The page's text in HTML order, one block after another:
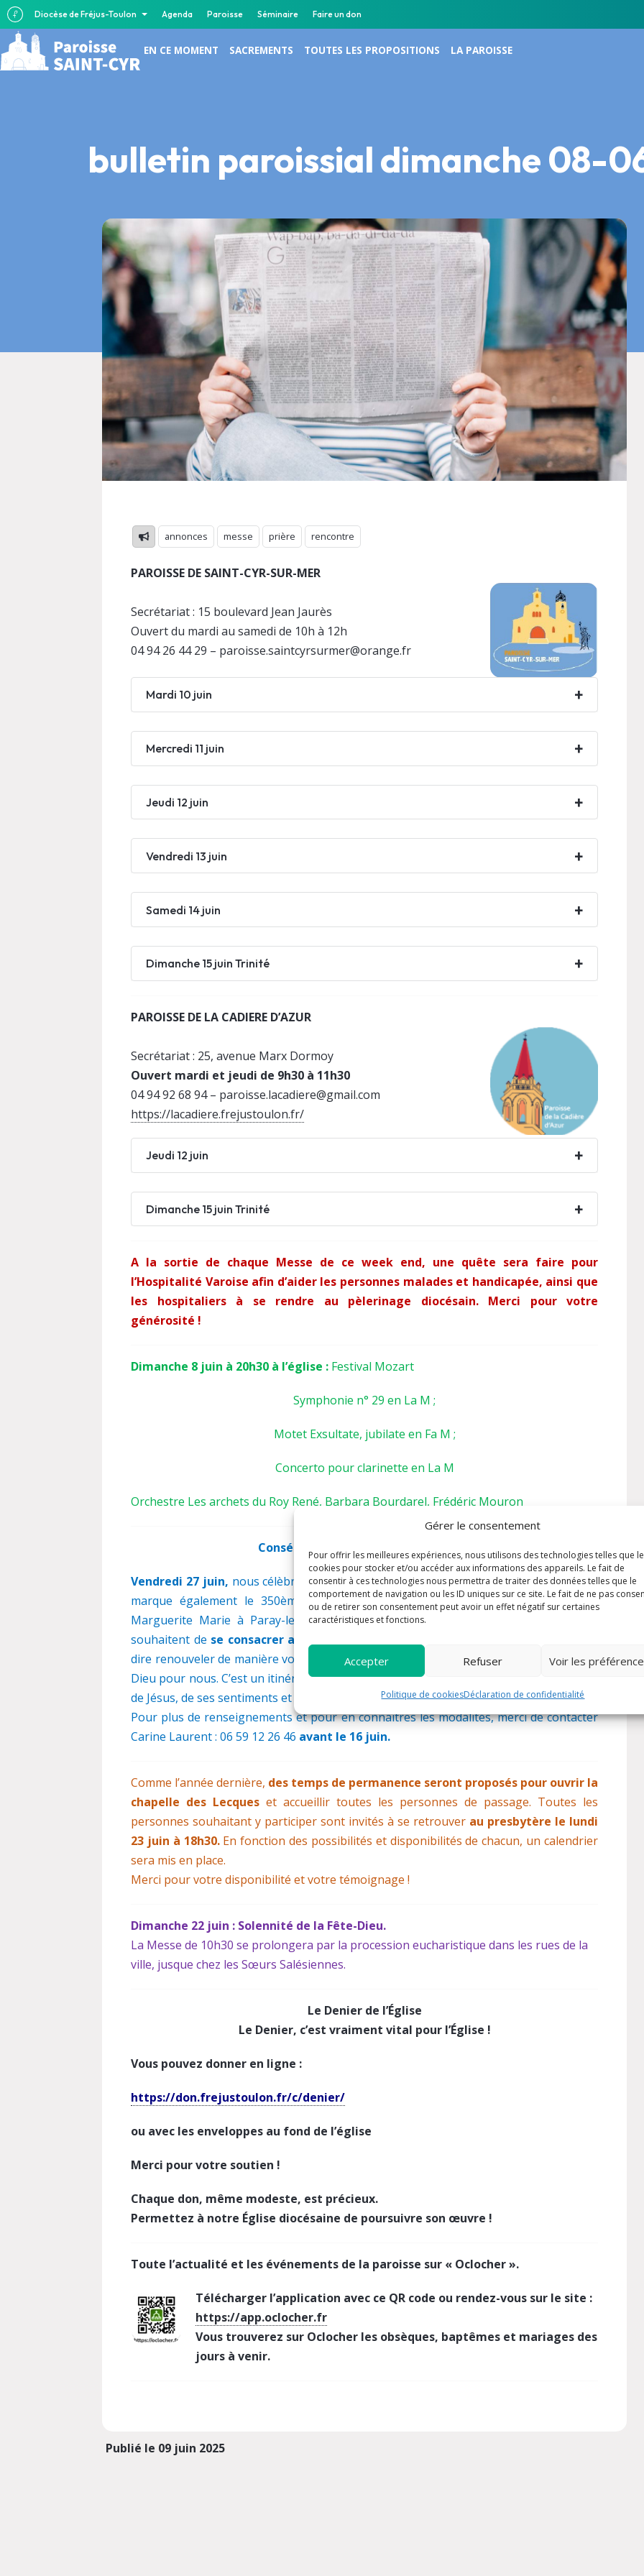
Diocèse de Fréjus-Toulon Agenda Paroisse Séminaire Faire un don
Gérer le consentement
Pour offrir les meilleures expériences, nous utilisons des technologies telles que
cookies pour stocker et/ou accéder aux informations des appareils. Le fait de
consentir à ces technologies nous permettra de traiter des données telles que le
comportement de navigation ou les ID uniques sur ce site. Le fait de ne pas
ou de retirer son consentement peut avoir un effet négatif sur certaines
caractéristiques et fonctions.
Accepter Refuser Voir les
Politique de cookiesDéclaration de confidentialité
EN CE MOMENT SACREMENTS TOUTES LES PROPOSITIONS LA PAROISSE
bulletin paroissial dimanche 08-
annonces messe prière rencontre
PAROISSE DE SAINT-CYR-SUR-MER
Secrétariat : 15 boulevard Jean Jaurès
Ouvert du mardi au samedi de 10h à 12h
04 94 26 44 29 – paroisse.saintcyrsurmer@orange.fr
Mardi 10 juin
Mercredi 11 juin
Jeudi 12 juin
Vendredi 13 juin
Samedi 14 juin
Dimanche 15 juin Trinité
PAROISSE DE LA CADIERE D’AZUR
Secrétariat : 25, avenue Marx Dormoy
Ouvert mardi et jeudi de 9h30 à 11h30
04 94 92 68 94 – paroisse.lacadiere@gmail.com
https://lacadiere.frejustoulon.fr/
Jeudi 12 juin
Dimanche 15 juin Trinité
A la sortie de chaque Messe de ce week end, une quête sera faire pour
l’Hospitalité Varoise afin d’aider les personnes malades et handicapée, ainsi que
les hospitaliers à se rendre au pèlerinage diocésain. Merci pour votre
générosité !
Dimanche 8 juin à 20h30 à l’église : Festival Mozart
Symphonie n° 29 en La M ;
Motet Exsultate, jubilate en Fa M ;
Concerto pour clarinette en La M
Orchestre Les archets du Roy René, Barbara Bourdarel, Frédéric Mouron
Consécration au Sacré Cœur de Jésus
Vendredi 27 juin, nous célèbrerons la solennité du Sacré Cœur de Jésus. Cette année
marque également le 350ème anniversaire des apparitions du Sacré Cœur à S.
Marguerite Marie à Paray-le-Monial. A cette occasion, est proposé à ceux qui le
souhaitent de se consacrer au Sacré Cœur de Jésus au cours de la Messe,
dire renouveler de manière volontaire la grâce baptismale, une répondre à l’amour de
Dieu pour nous. C’est un itinéraire qui invite nos cœurs à être au plus proche du Cœur
de Jésus, de ses sentiments et désirs.
Pour plus de renseignements et pour en connaîtres les modalités, merci de contacter
Carine Laurent : 06 59 12 26 46 avant le 16 juin.
Comme l’année dernière, des temps de permanence seront proposés pour ouvrir la
chapelle des Lecques et accueillir toutes les personnes de passage. Toutes les
personnes souhaitant y participer sont invités à se retrouver au presbytère le lundi
23 juin à 18h30. En fonction des possibilités et disponibilités de chacun, un calendrier
sera mis en place.
Merci pour votre disponibilité et votre témoignage !
Dimanche 22 juin : Solennité de la Fête-Dieu.
La Messe de 10h30 se prolongera par la procession eucharistique dans les rues de la
ville, jusque chez les Sœurs Salésiennes.
Le Denier de l’Église
Le Denier, c’est vraiment vital pour l’Église !
Vous pouvez donner en ligne :
https://don.frejustoulon.fr/c/denier/
ou avec les enveloppes au fond de l’église
Merci pour votre soutien !
Chaque don, même modeste, est précieux.
Permettez à notre Église diocésaine de poursuivre son œuvre !
Toute l’actualité et les événements de la paroisse sur « Oclocher ».
Télécharger l’application avec ce QR code ou rendez-vous sur le site :
https://app.oclocher.fr
Vous trouverez sur Oclocher les obsèques, baptêmes et mariages des
jours à venir.
Publié le 09 juin 2025